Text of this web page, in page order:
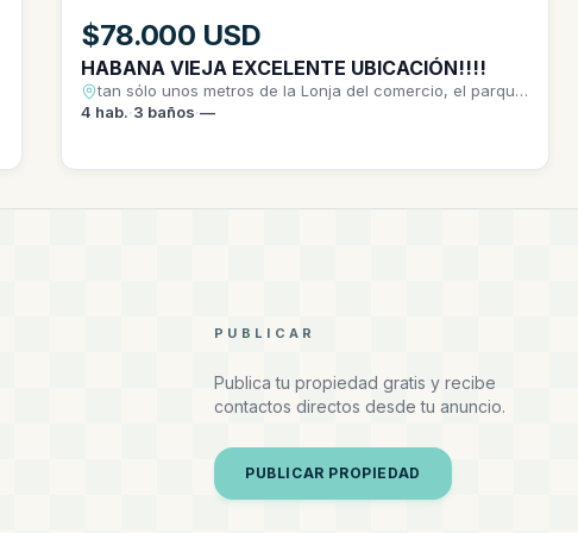
$78.000 USD
HABANA VIEJA EXCELENTE UBICACIÓN!!!!
tan sólo unos metros de la Lonja del comercio, el parque
de las palomas, de la lanchita de regla y de la aduana
4 hab.·3 baños·—
PUBLICAR
Publica tu propiedad gratis y recibe
contactos directos desde tu anuncio.
PUBLICAR PROPIEDAD